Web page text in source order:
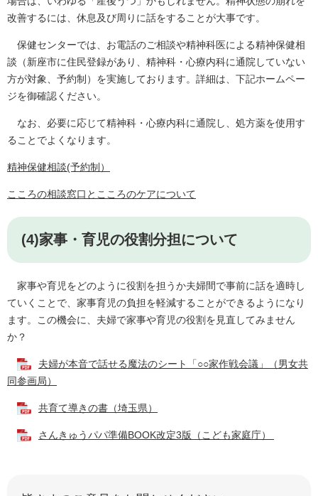
改善するには、休息及び周りに話をすることが大事です。
保健センターでは、お電話のご相談や精神科医による精神保健相
談（新座市に住民登録があり、精神科・心療内科に通院していない
方が対象、予約制）を実施しております。詳細は、下記ホームペー
ジを御確認ください。
なお、必要に応じて精神科・心療内科に通院し、処方薬を使用す
ることでよくなります。
精神保健相談(予約制）
こころの相談窓口とこころのケアについて
(4)家事・育児の役割分担について
家事や育児をどのように役割を担うか夫婦間で事前に話を適時し
ていくことで、家事育児の負担を軽減することができるようになり
ます。この機会に、夫婦で家事や育児の役割を見直してみません
か？
夫婦が本音で話せる魔法のシート「○○家作戦会議」（男女共
同参画局）
共育て導きの書（埼玉県）
さんきゅうパパ準備BOOK改定3版（こども家庭庁）